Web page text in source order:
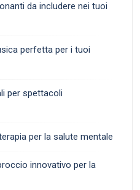
da includere nei tuoi
perfetta per i tuoi
per spettacoli
per la salute mentale
innovativo per la